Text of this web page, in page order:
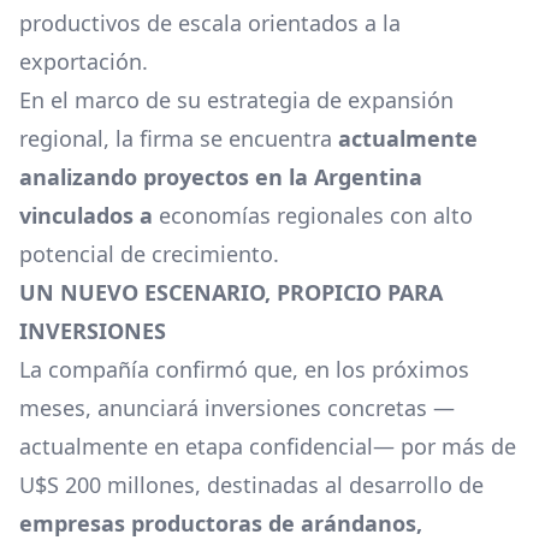
productivos de escala orientados a la
exportación.
En el marco de su estrategia de expansión
regional, la firma se encuentra actualmente
analizando proyectos en la Argentina
vinculados a economías regionales con alto
potencial de crecimiento.
UN NUEVO ESCENARIO, PROPICIO PARA
INVERSIONES
La compañía confirmó que, en los próximos
meses, anunciará inversiones concretas —
actualmente en etapa confidencial— por más de
U$S 200 millones, destinadas al desarrollo de
empresas productoras de arándanos,